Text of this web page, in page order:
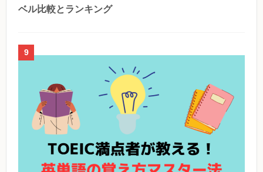
ベル比較とランキング
9